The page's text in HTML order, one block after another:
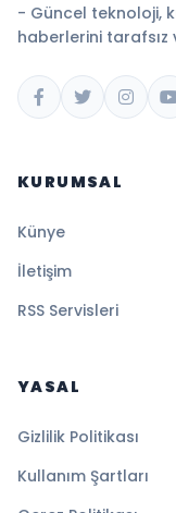
- Güncel teknoloji,
haberlerini tarafsız
KURUMSAL
Künye
İletişim
RSS Servisleri
YASAL
Gizlilik Politikası
Kullanım Şartları